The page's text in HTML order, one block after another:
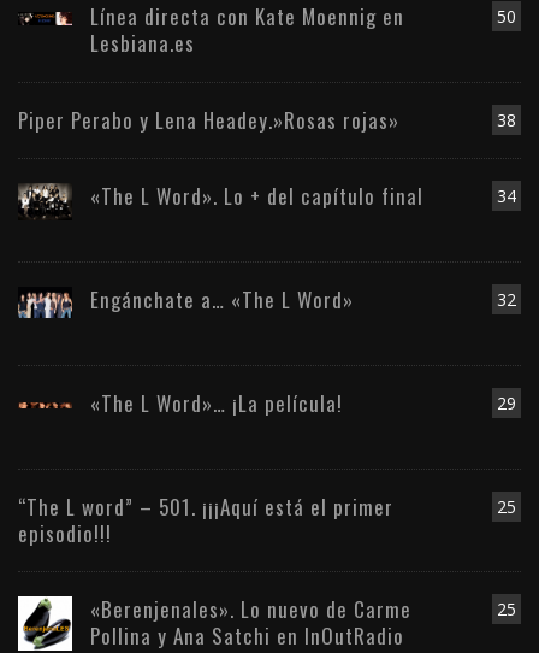
50
Línea directa con Kate Moennig en
Lesbiana.es
38
Piper Perabo y Lena Headey.»Rosas rojas»
34
«The L Word». Lo + del capítulo final
32
Engánchate a… «The L Word»
29
«The L Word»… ¡La película!
25
“The L word” – 501. ¡¡¡Aquí está el primer
episodio!!!
25
«Berenjenales». Lo nuevo de Carme
Pollina y Ana Satchi en InOutRadio